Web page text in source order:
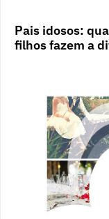
Pais idosos:
filhos fazem a